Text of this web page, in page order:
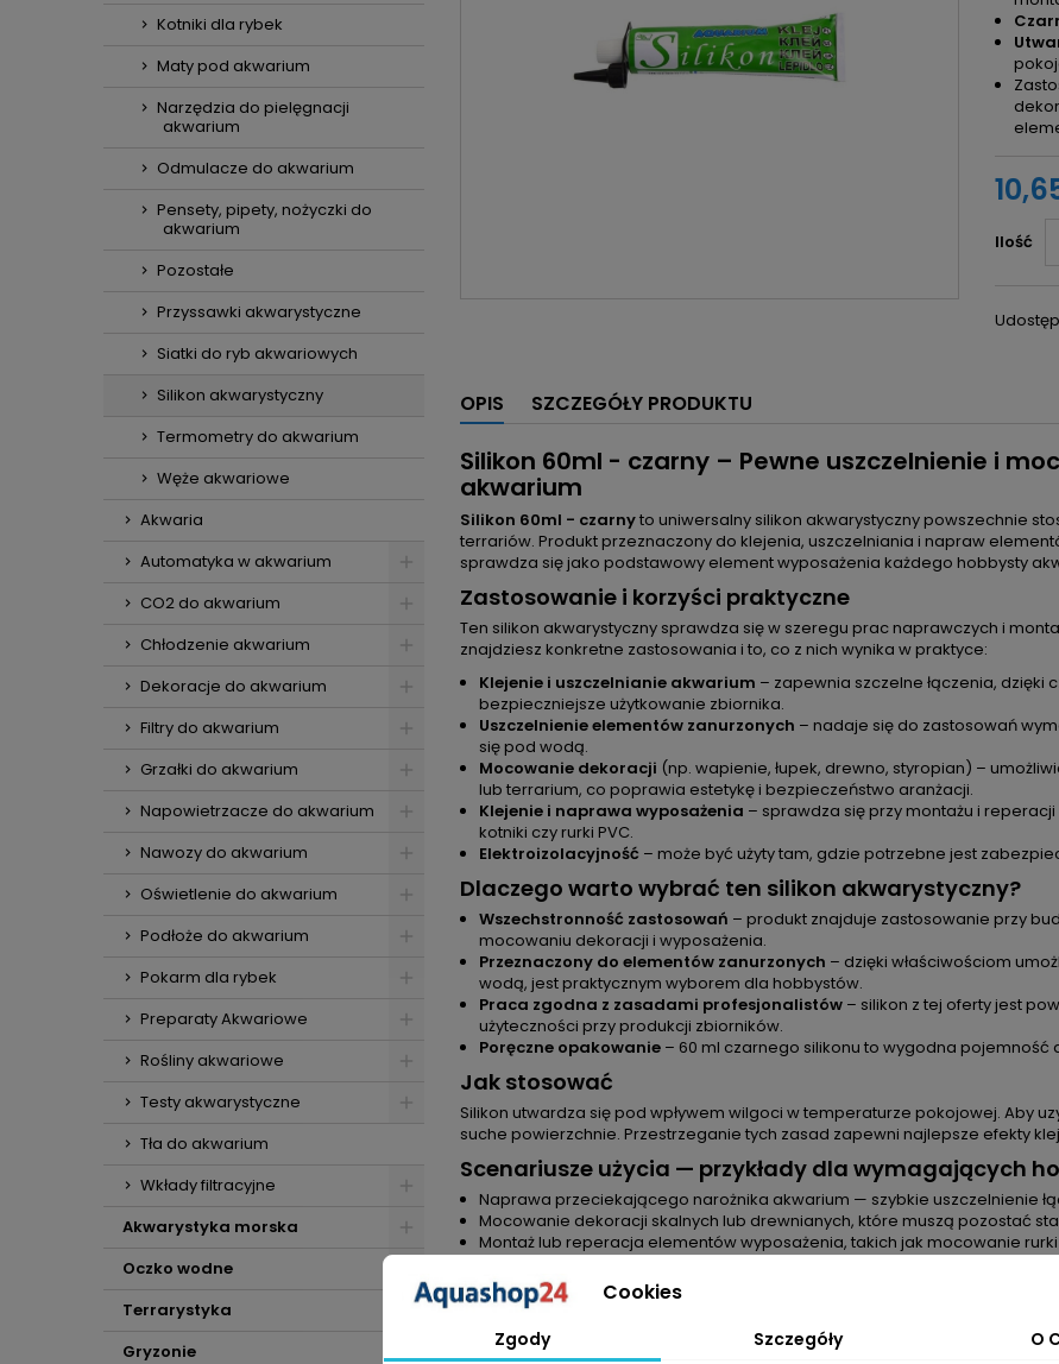
Kotniki dla rybek
Maty pod akwarium
Narzędzia do pielęgnacji
akwarium
Odmulacze do akwarium
Pensety, pipety, nożyczki do
akwarium
Pozostałe
Przyssawki akwarystyczne
Siatki do ryb akwariowych
Silikon akwarystyczny
Termometry do akwarium
Węże akwariowe
Akwaria
Automatyka w akwarium
CO2 do akwarium
Chłodzenie akwarium
Dekoracje do akwarium
Filtry do akwarium
Grzałki do akwarium
Napowietrzacze do akwarium
Nawozy do akwarium
Oświetlenie do akwarium
Podłoże do akwarium
Pokarm dla rybek
Preparaty Akwariowe
Rośliny akwariowe
Testy akwarystyczne
Tła do akwarium
Wkłady filtracyjne
Akwarystyka morska
Oczko wodne
Terrarystyka
Gryzonie
Ilość
OPIS SZCZEGÓŁY PRODUKTU
Silikon 60ml - czarny – Pewne uszczelnienie i
akwarium
Silikon 60ml - czarnyto uniwersalny silikon akwarystyczny powszechnie
terrariów. Produkt przeznaczony do klejenia, uszczelniania i napraw
sprawdza się jako podstawowy element wyposażenia każdego hobbysty
Zastosowanie i korzyści praktyczne
Ten silikon akwarystyczny sprawdza się w szeregu prac naprawczych i
znajdziesz konkretne zastosowania i to, co z nich wynika w praktyce:
Klejenie i uszczelnianie akwarium – zapewnia szczelne łączenia, dzięki
bezpieczniejsze użytkowanie zbiornika.
Uszczelnienie elementów zanurzonych – nadaje się do zastosowań
się pod wodą.
Mocowanie dekoracji (np. wapienie, łupek, drewno, styropian) –
lub terrarium, co poprawia estetykę i bezpieczeństwo aranżacji.
Klejenie i naprawa wyposażenia – sprawdza się przy montażu i
kotniki czy rurki PVC.
Elektroizolacyjność – może być użyty tam, gdzie potrzebne jest
Dlaczego warto wybrać ten silikon akwarystyczny?
Wszechstronność zastosowań – produkt znajduje zastosowanie przy
mocowaniu dekoracji i wyposażenia.
Przeznaczony do elementów zanurzonych – dzięki właściwościom
wodą, jest praktycznym wyborem dla hobbystów.
Praca zgodna z zasadami profesjonalistów – silikon z tej oferty jest
użyteczności przy produkcji zbiorników.
Poręczne opakowanie – 60 ml czarnego silikonu to wygodna
Jak stosować
Silikon utwardza się pod wpływem wilgoci w temperaturze pokojowej. Aby
suche powierzchnie. Przestrzeganie tych zasad zapewni najlepsze efekty
Scenariusze użycia — przykłady dla wymagających
Naprawa przeciekającego narożnika akwarium — szybkie uszczelnienie
Mocowanie dekoracji skalnych lub drewnianych, które muszą pozostać
Montaż lub reperacja elementów wyposażenia, takich jak mocowanie
Utrzymanie i drobne naprawy w terrarium, gdzie silikon stosowany jest
Specyfikacja
Nazwa:
Pojemność:
Cookies
Zgody Szczegóły O